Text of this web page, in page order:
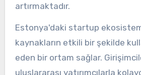
artırmaktadır.
Estonya'daki startup
kaynakların etkili bir şekilde
eden bir ortam sağlar.
uluslararası yatırımcılarla